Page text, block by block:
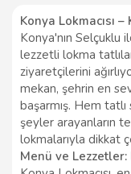
Konya Lokmacısı –
Konya'nın Selçuklu
lezzetli lokma
ziyaretçilerini
mekan, şehrin en
başarmış. Hem
şeyler arayanların
lokmalarıyla dikkat
Menü ve Lezzetler: